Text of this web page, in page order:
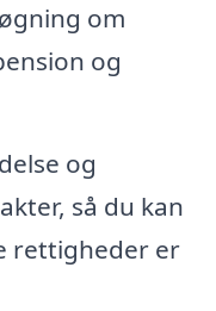
om
og
og
så du kan
rettigheder er